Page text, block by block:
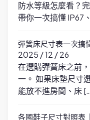
防水等級怎麼看？
帶你一次搞懂 IP67
彈簧床尺寸表一次搞
2025 / 12 / 26
在選購彈簧床之前
一。 如果床墊尺寸
能放不進房間、床
各國鞋子尺寸對照表